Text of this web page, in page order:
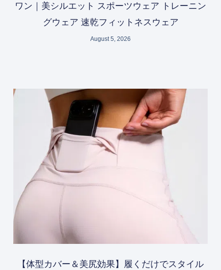
ワン｜美シルエット スポーツウェア トレーニン
グウェア 速乾フィットネスウェア
August 5, 2026
【体型カバー＆美尻効果】履くだけでスタイル